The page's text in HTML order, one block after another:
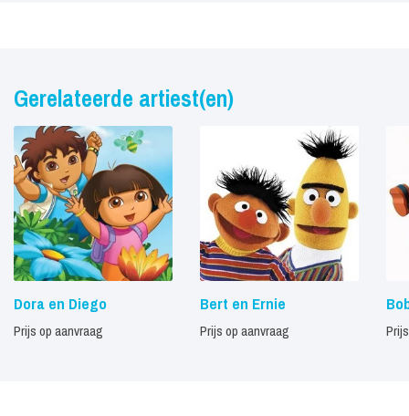
Gerelateerde artiest(en)
Dora en Diego
Prijs op aanvraag
Bert en Ernie
Prijs op aanvraag